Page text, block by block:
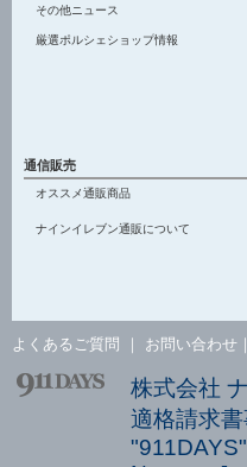
その他ニュース
厳選ポルシェショップ情報
通信販売
オススメ通販商品
ナインイレブン通販について
よくあるご質問 お問い合わせ
株式会社
適格請求